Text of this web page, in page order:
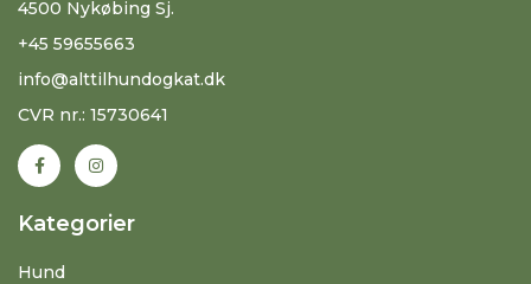
4500 Nykøbing Sj.
+45 59655663
info@alttilhundogkat.dk
CVR nr.: 15730641
Kategorier
Hund